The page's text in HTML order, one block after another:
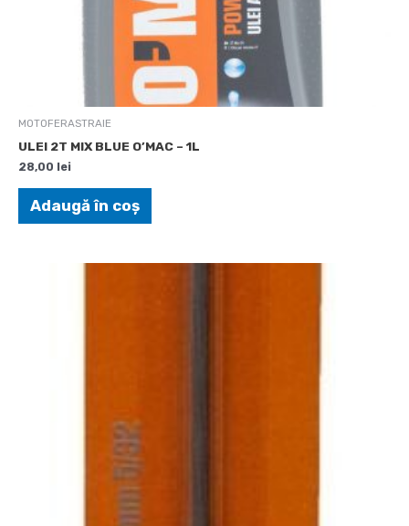
MOTOFERASTRAIE
ULEI 2T MIX BLUE O’MAC – 1L
28,00 lei
Adaugă în coș